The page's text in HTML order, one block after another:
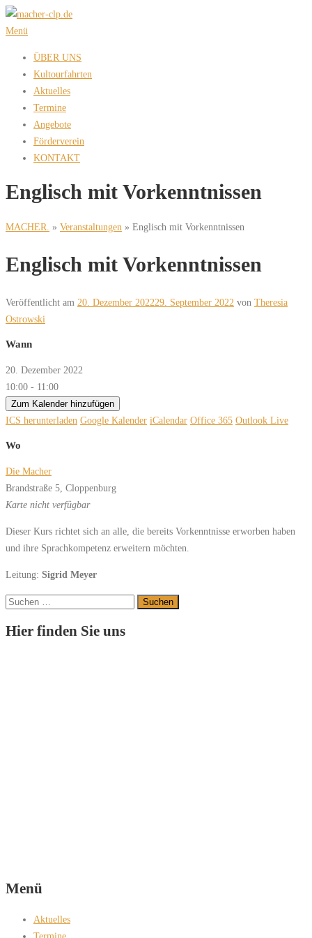
Zum
Inhalt
Menü
ÜBER UNS
Kultourfahrten
Aktuelles
Termine
Angebote
Förderverein
KONTAKT
Englisch mit Vorkenntnissen
MACHER. » Veranstaltungen » Englisch mit Vorkenntnissen
Englisch mit Vorkenntnissen
Veröffentlicht am 20. Dezember 202229. September 2022 von Theresia
Ostrowski
Wann
20. Dezember 2022
10:00 - 11:00
Zum Kalender hinzufügen
ICS herunterladen Google Kalender iCalendar Office 365 Outlook Live
Wo
Die Macher
Brandstraße 5, Cloppenburg
Karte nicht verfügbar
Dieser Kurs richtet sich an alle, die bereits Vorkenntnisse erworben haben
und ihre Sprachkompetenz erweitern möchten.
Leitung: Sigrid Meyer
Suchen
Hier finden Sie uns
Menü
Aktuelles
Termine